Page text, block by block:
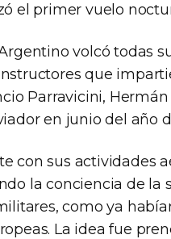
el primer vuelo
volcó todas
que
Parravicini,
en junio del año
con sus actividades
la conciencia de la
como ya
La idea fue